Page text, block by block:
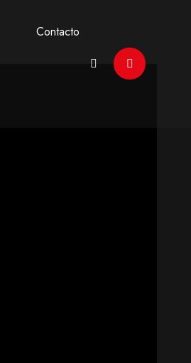
Contacto